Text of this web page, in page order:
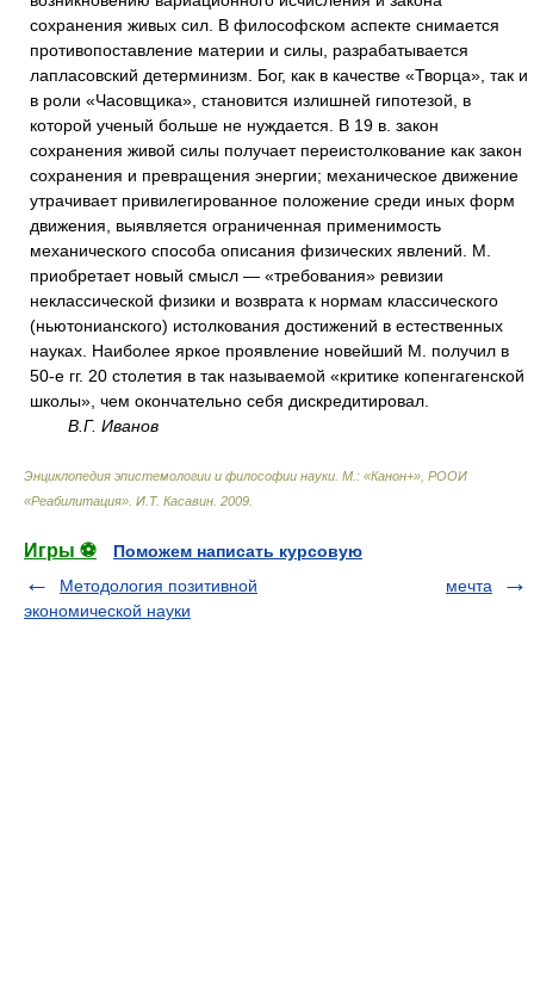
сохранения живых сил. В философском аспекте снимается
противопоставление материи и силы, разрабатывается
лапласовский детерминизм. Бог, как в качестве «Творца», так и
в роли «Часовщика», становится излишней гипотезой, в
которой ученый больше не нуждается. В 19 в. закон
сохранения живой силы получает переистолкование как закон
сохранения и превращения энергии; механическое движение
утрачивает привилегированное положение среди иных форм
движения, выявляется ограниченная применимость
механического способа описания физических явлений. М.
приобретает новый смысл — «требования» ревизии
неклассической физики и возврата к нормам классического
(ньютонианского) истолкования достижений в естественных
науках. Наиболее яркое проявление новейший М. получил в
50-е гг. 20 столетия в так называемой «критике копенгагенской
школы», чем окончательно себя дискредитировал.
В.Г. Иванов
Энциклопедия эпистемологии и философии науки. М.: «Канон+», РООИ
«Реабилитация» И.Т. Касавин 2009
Игры ⚽
Поможем написать курсовую
Методология позитивной
экономической науки
мечта